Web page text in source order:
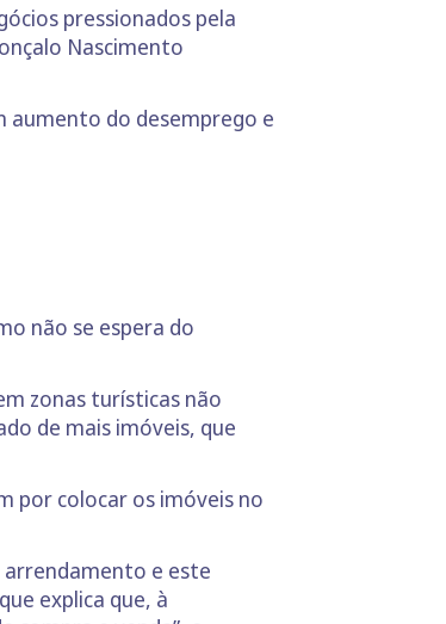
pressionados pela
Nascimento
aumento do desemprego e
não se espera do
zonas turísticas não
de mais imóveis, que
por colocar os imóveis no
e este
explica que, à